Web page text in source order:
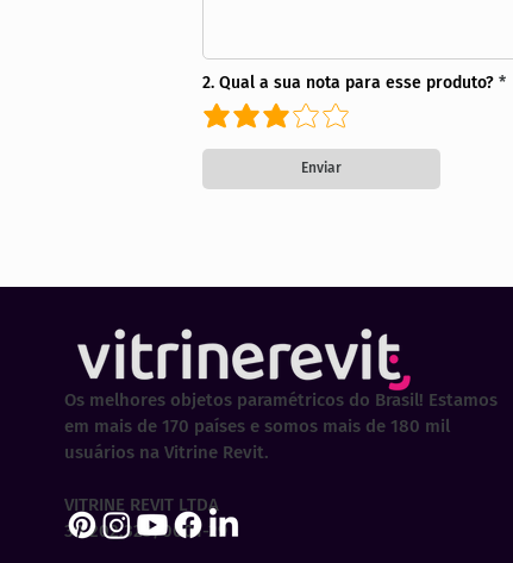
2. Qual a sua nota para esse produto?
Enviar
Os melhores objetos paramétricos do Brasil! Estamos
em mais de 170 países e somos mais de 180 mil
usuários na Vitrine Revit.
VITRINE REVIT LTDA
30.202.323/0001-29